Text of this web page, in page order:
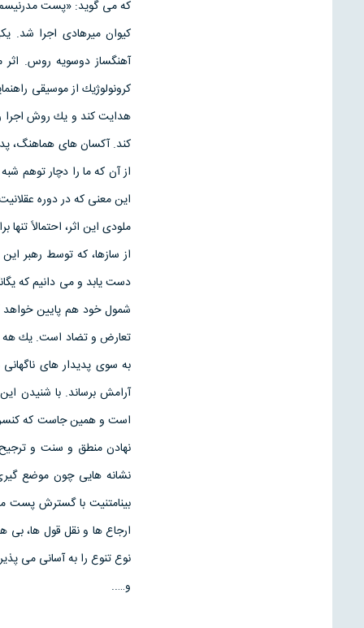
كه مى گويد: «پست مدرنيسم
كيوان ميرهادى اجرا شد.
آهنگساز دوسويه روس.
كرونولوژيك از موسيقى
كند. آكسان هاى هماهنگ،
از آن كه ما را دچار توهم
اين معنى كه در دوره
ملودى اين اثر، احتمالاً
از سازها، كه توسط رهبر
دست يابد و مى دانيم كه
شمول خود هم پايين
تعارض و تضاد است. يك هه
به سوى پديدار هاى
آرامش برساند. با شنيدن
است و همين جاست كه كنسرتو
نهادن منطق و سنت و ترجيح
نشانه هايى چون موضع
بينامتنيت با گسترش پست
ارجاع ها و نقل قول ها،
نوع تنوع را به آسانى مى
و…..